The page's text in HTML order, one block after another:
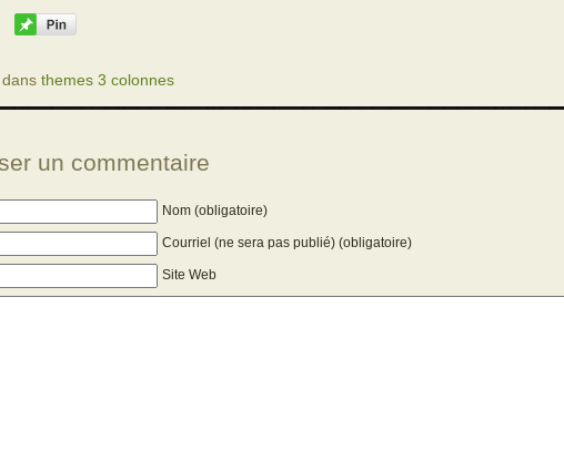
themes 3 colonnes
un commentaire
Nom (obligatoire)
Courriel (ne sera pas publié) (obligatoire)
Site Web